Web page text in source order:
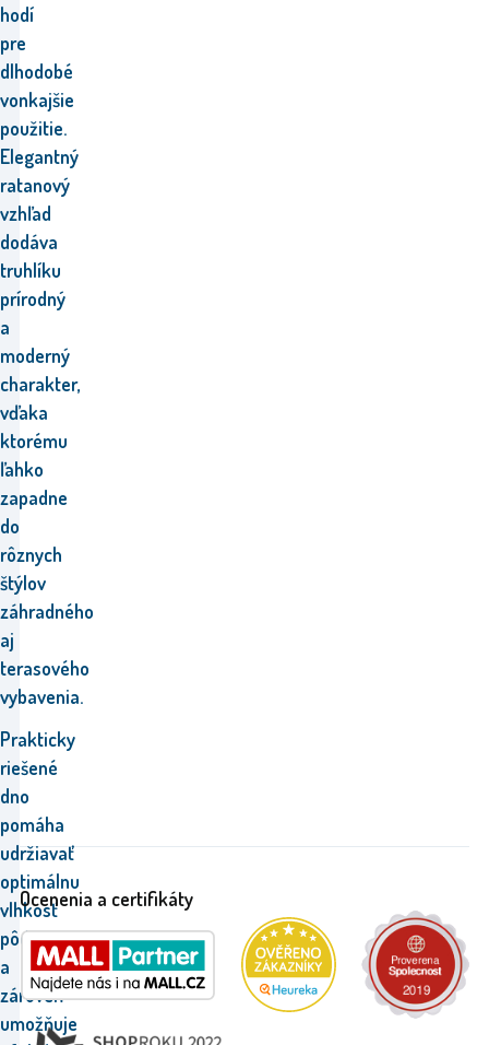
hodí
pre
dlhodobé
vonkajšie
použitie.
Elegantný
ratanový
vzhľad
dodáva
truhlíku
prírodný
a
moderný
charakter,
vďaka
ktorému
ľahko
zapadne
do
rôznych
štýlov
záhradného
aj
terasového
vybavenia.
Prakticky
riešené
dno
pomáha
udržiavať
optimálnu
vlhkosť
pôdy
a
zároveň
umožňuje
Ocenenia a certifikáty